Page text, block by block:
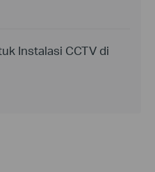
Instalasi CCTV di